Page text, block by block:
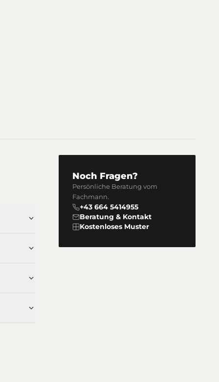
Noch Fragen?
Persönliche Beratung vom
Fachmann.
+43 664 5414955
Beratung & Kontakt
Kostenloses Muster